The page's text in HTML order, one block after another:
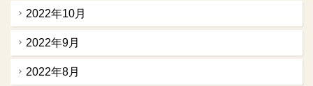
2022年10月
2022年9月
2022年8月